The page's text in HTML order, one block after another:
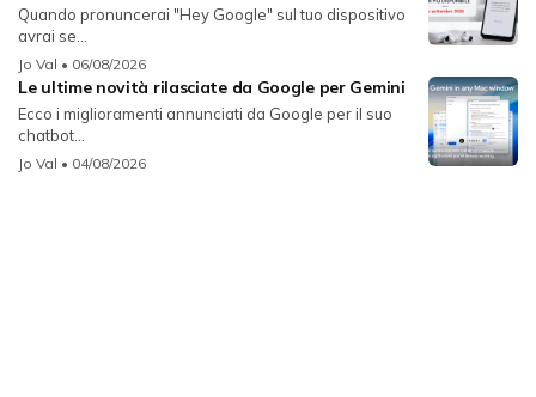
Quando pronuncerai "Hey Google" sul tuo dispositivo
avrai se...
Jo Val • 06/08/2026
Le ultime novità rilasciate da Google per Gemini
Ecco i miglioramenti annunciati da Google per il suo
chatbot...
Jo Val • 04/08/2026